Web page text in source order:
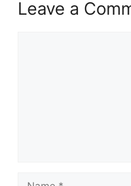
Leave a
Name